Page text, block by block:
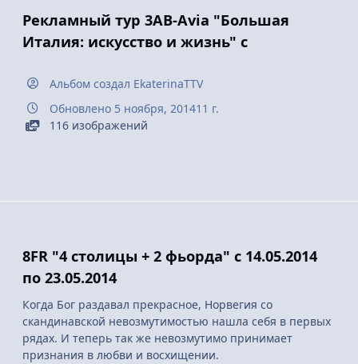
Рекламный тур 3АВ-Avia "Большая
Италия: искусство и жизнь" с
Альбом создал EkaterinaTTV
Обновлено 5 ноября, 201411 г.
116 изображений
8FR "4 столицы + 2 фьорда" с 14.05.2014
по 23.05.2014
Когда Бог раздавал прекрасное, Норвегия со
скандинавской невозмутимостью нашла себя в первых
рядах. И теперь так же невозмутимо принимает
признания в любви и восхищении.